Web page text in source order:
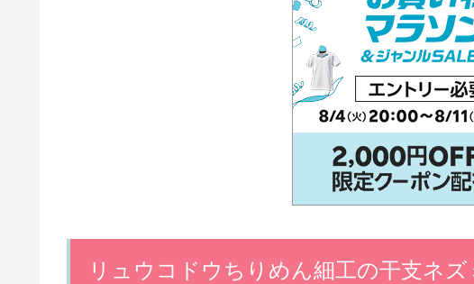
リュウコドウちりめん細工の干支ネ